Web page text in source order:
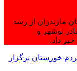
مازندران از رشد
نوشهر و
داد.